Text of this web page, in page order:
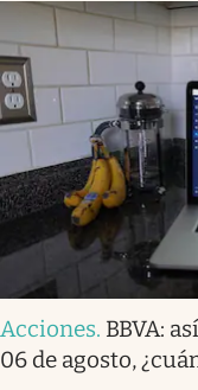
Acciones. BBVA:
06 de agosto,